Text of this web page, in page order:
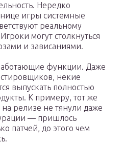
Нередко
игры системные
реальному
могут столкнуться
и зависаниями.
функции. Даже
некие
выпускать полностью
К примеру, тот же
релизе не тянули даже
— пришлось
патчей, до этого чем